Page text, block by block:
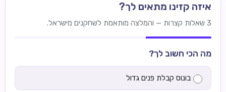
איזה קזינו מתאים לך?
3 שאלות קצרות — והמלצה מותאמת לשחקנים מישראל.
מה הכי חשוב לך?
בונוס קבלת פנים גדול